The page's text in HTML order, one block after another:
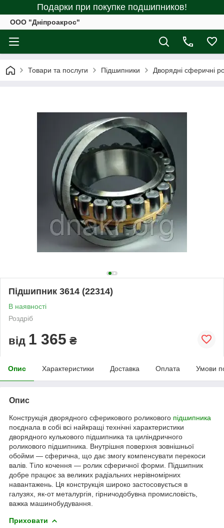
Подарки при покупке подшипников!
ООО "Дніпроакрос"
Товари та послуги Підшипники Дворядні сферичні
Підшипник 3614 (22314)
В наявності
Роздріб
від 1 365 ₴
Опис Характеристики Доставка Оплата Умови
Опис
Конструкція дворядного сферикового роликового підшипника
поєднала в собі всі найкращі технічні характеристики
дворядного кулькового підшипника та циліндричного
роликового підшипника. Внутрішня поверхня зовнішньої
обойми — сферична, що дає змогу компенсувати перекоси
валів. Тіло кочення — ролик сферичної форми. Підшипник
добре працює за великих радіальних нерівномірних
навантажень. Ця конструкція широко застосовується в
галузях, як-от металургія, гірничодобувна промисловість,
важка машинобудування.
Приховати